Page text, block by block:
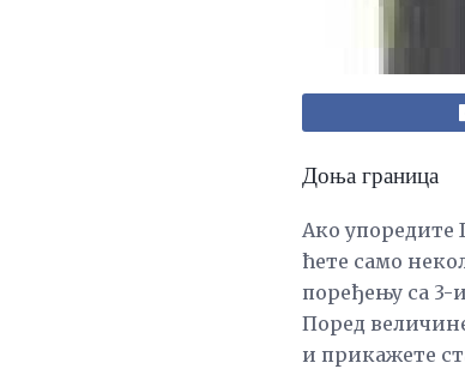
Доња граница
Ако упоредите
ћете само
поређењу са 3-
Поред
и прикажете